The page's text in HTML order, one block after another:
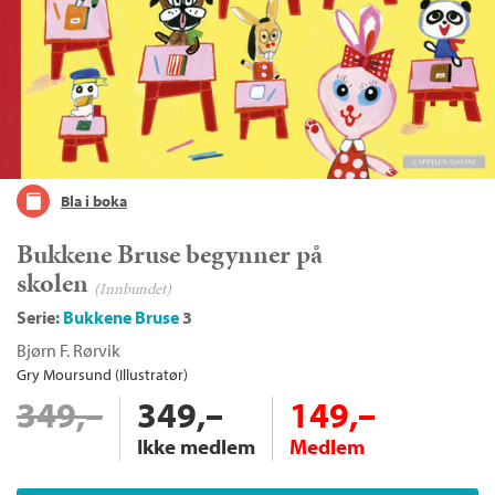
Bla i boka
Bukkene Bruse begynner på
skolen (Innbundet)
Serie: Bukkene Bruse3
Bjørn F. Rørvik
Gry Moursund (Illustratør)
349,– 349,–
Ikke medlem
149,–
Medlem